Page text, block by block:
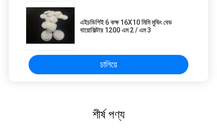
এইচডিপিই 6 কক্ষ 16X10 মিমি মুভিং বেড
বায়োফিল্টার 1200 এম 2 / এম 3
চালিয়ে
শীর্ষ পণ্য